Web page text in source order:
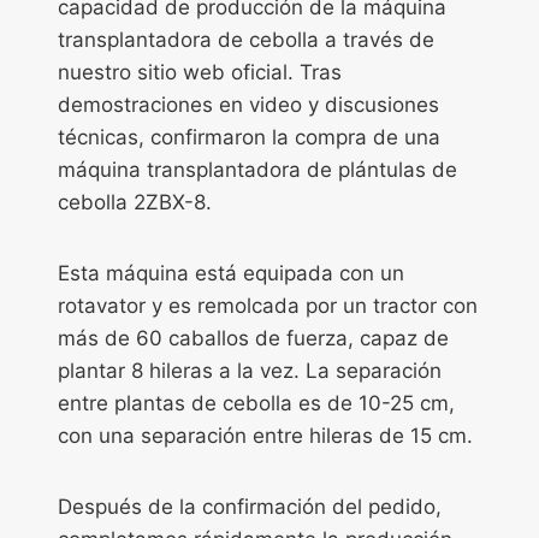
capacidad de producción de la máquina
transplantadora de cebolla a través de
nuestro sitio web oficial. Tras
demostraciones en video y discusiones
técnicas, confirmaron la compra de una
máquina transplantadora de plántulas de
cebolla 2ZBX-8.
Esta máquina está equipada con un
rotavator y es remolcada por un tractor con
más de 60 caballos de fuerza, capaz de
plantar 8 hileras a la vez. La separación
entre plantas de cebolla es de 10-25 cm,
con una separación entre hileras de 15 cm.
Después de la confirmación del pedido,